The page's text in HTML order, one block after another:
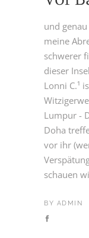
und
meine
schwerer
dieser
Lonni C.¹
Lumpur -
Doha
vor ihr
schauen
BY ADMIN